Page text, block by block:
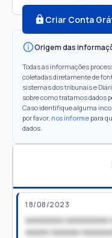
Criar Conta
Origem das
Todas as informações
coletadas diretamente de
sistemas dos tribunais e
sobre como tratamos dados
Caso identifique alguma
por favor, nos informe para
dados.
18/08/2023
xxxxxxxx xxxxxxxxx
xxxxx xxxxxx